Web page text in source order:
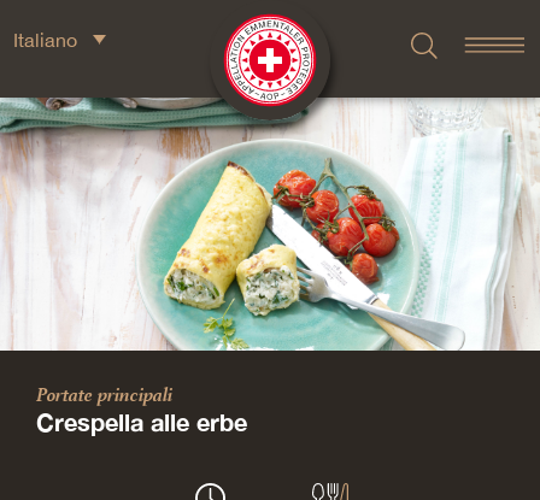
Italiano
Portate principali
Crespella alle erbe